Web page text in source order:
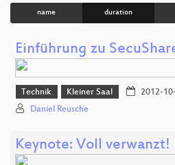
name duration
Einführung zu
Technik Kleiner Saal 2012-
Daniel Reusche
Keynote: Voll verwanzt!